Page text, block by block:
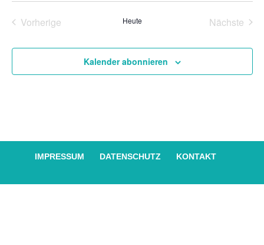
Vorherige
Heute
Nächste
Kalender abonnieren
IMPRESSUM DATENSCHUTZ KONTAKT